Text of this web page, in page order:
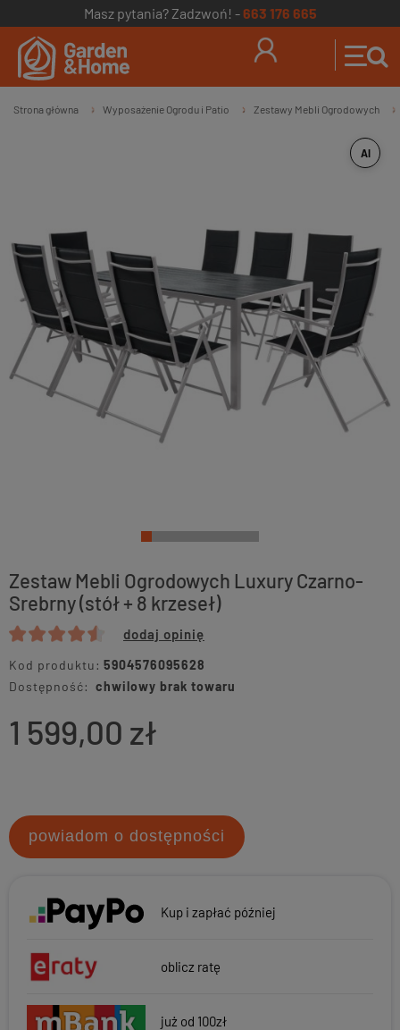
Masz pytania? Zadzwoń! -663 176 665
Strona główna » Wyposażenie Ogrodu i Patio » Zestawy Mebli Ogrodowych »
AI
Zestaw Mebli Ogrodowych Luxury Czarno-
Srebrny (stół + 8 krzeseł)
dodaj opinię
Kod produktu: 5904576095628
Dostępność: chwilowy brak towaru
1 599,00 zł
powiadom o dostępności
Kup i zapłać później
oblicz ratę
już od 100zł